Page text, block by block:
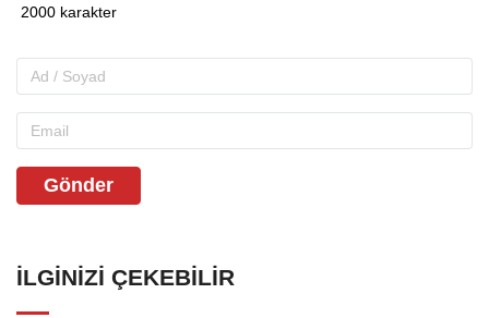
Gönder
İLGINIZI ÇEKEBILIR